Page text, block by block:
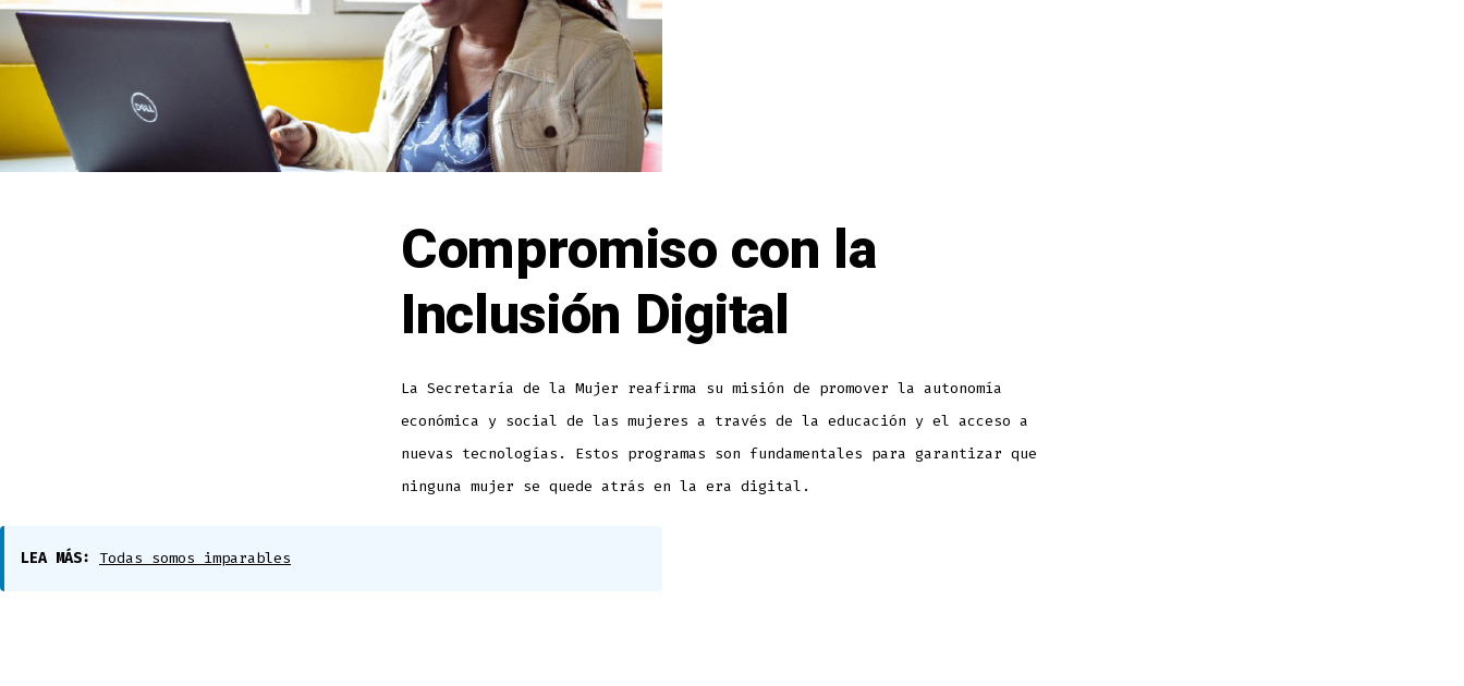
Compromiso con la
Inclusión Digital
La Secretaría de la Mujer reafirma su misión de promover la autonomía
económica y social de las mujeres a través de la educación y el acceso a
nuevas tecnologías. Estos programas son fundamentales para garantizar que
ninguna mujer se quede atrás en la era digital.
LEA MÁS: Todas somos imparables